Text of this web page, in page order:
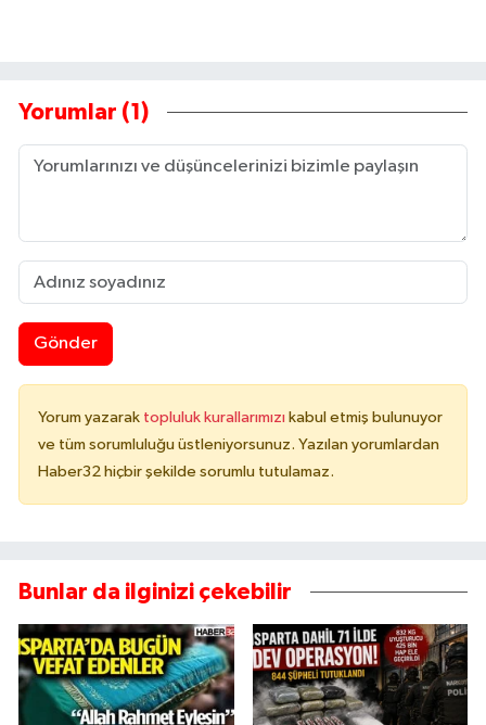
Yorumlar (1)
Gönder
Yorum yazarak topluluk kurallarımızı kabul etmiş bulunuyor
ve tüm sorumluluğu üstleniyorsunuz. Yazılan yorumlardan
Haber32 hiçbir şekilde sorumlu tutulamaz.
Bunlar da ilginizi çekebilir